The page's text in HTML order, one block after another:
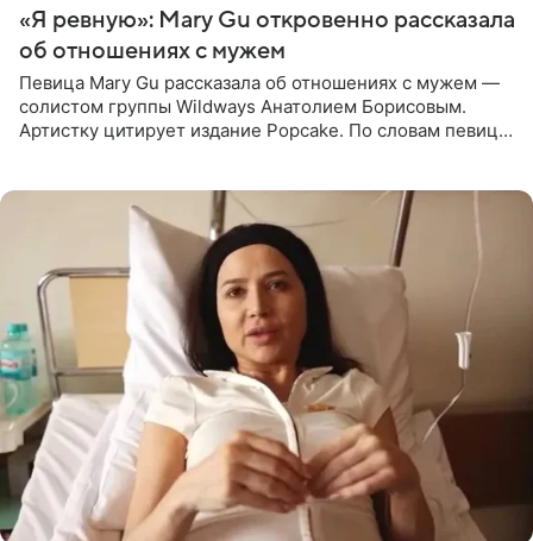
«Я ревную»: Mary Gu откровенно рассказала
об отношениях с мужем
Певица Mary Gu рассказала об отношениях с мужем —
солистом группы Wildways Анатолием Борисовым.
Артистку цитирует издание Popcake. По словам певицы,